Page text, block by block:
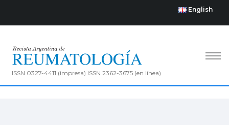
English
ISSN 0327-4411 (impresa) ISSN 2362-3675 (en línea)